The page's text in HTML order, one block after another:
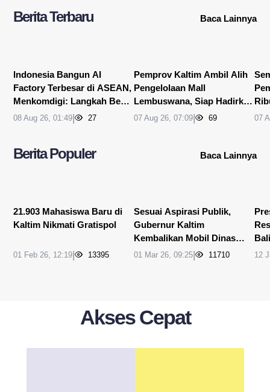
Berita Terbaru Baca Lainnya
Indonesia Bangun AI
Factory Terbesar di ASEAN,
Menkomdigi: Langkah Besar
Menuju AI Hub Regional
08 Aug 26, 01:49| 27
Pemprov Kaltim Ambil Alih
Pengelolaan Mall
Lembuswana, Siap Hadirkan
Era Baru Pusat Ekonomi
07 Aug 26, 07:09| 69 07
Berita Populer Baca Lainnya
21.903 Mahasiswa Baru di
Kaltim Nikmati Gratispol
01 Feb 26, 12:19| 13395
Sesuai Aspirasi Publik,
Gubernur Kaltim
Kembalikan Mobil Dinas
Baru
01 Mar 26, 09:25| 11710 12
Akses Cepat